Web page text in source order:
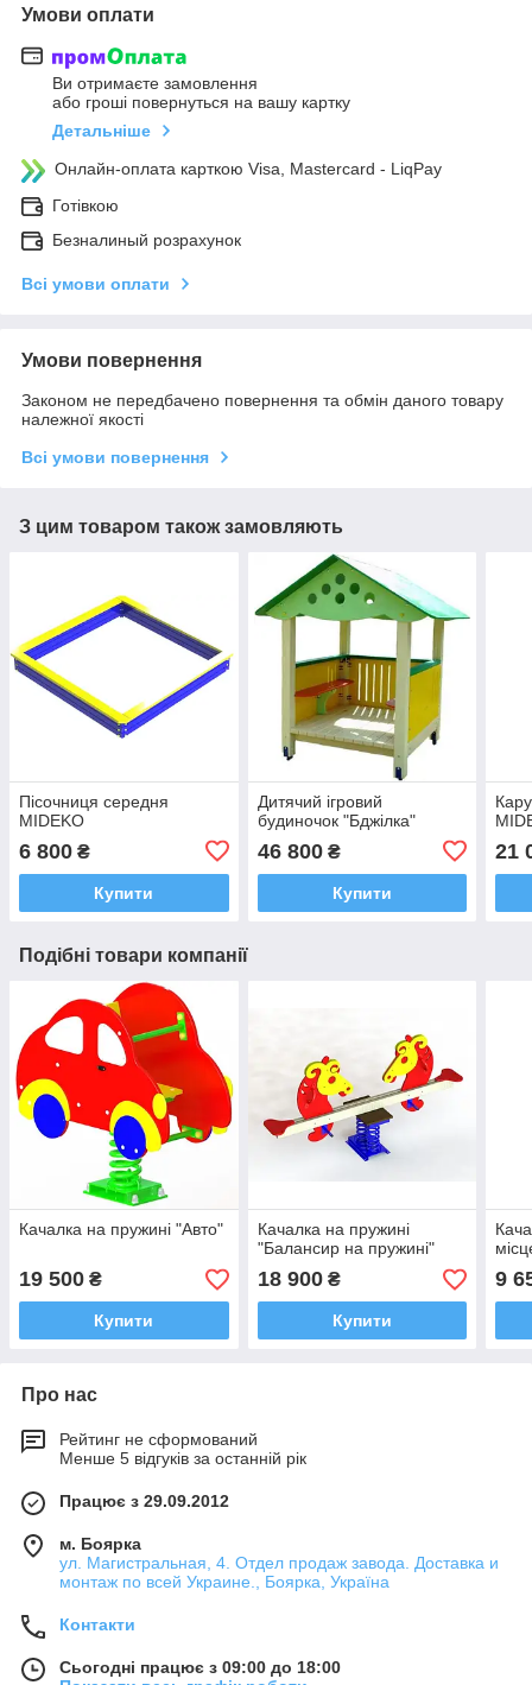
Умови оплати
Ви отримаєте замовлення
або гроші повернуться на вашу картку
Детальніше
Онлайн-оплата карткою Visa, Mastercard - LiqPay
Готівкою
Безналиный розрахунок
Всі умови оплати
Умови повернення
Законом не передбачено повернення та обмін даного товару
належної якості
Всі умови повернення
З цим товаром також замовляють
Пісочниця середня
MIDEKO
6 800 ₴
Купити
Дитячий ігровий
будиночок "Бджілка"
46 800₴
Купити
21
Подібні товари компанії
Качалка на пружині "Авто"
19 500 ₴
Купити
Качалка на пружині
"Балансир на пружині"
18 900₴
Купити
9
Про нас
Рейтинг не сформований
Менше 5 відгуків за останній рік
Працює з 29.09.2012
м. Боярка
ул. Магистральная, 4. Отдел продаж завода. Доставка и
монтаж по всей Украине., Боярка, Україна
Контакти
Сьогодні працює з 09:00 до 18:00